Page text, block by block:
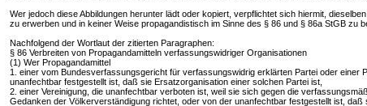
Wer jedoch diese Abbildungen herunter lädt oder kopiert, verpflichtet sich hiermit,
zu erwerben und in keiner Weise propagandistisch im Sinne des § 86 und § 86a StGB zu
Nachfolgend der Wortlaut der zitierten Paragraphen:
§ 86 Verbreiten von Propagandamitteln verfassungswidriger Organisationen
(1) Wer Propagandamittel
1. einer vom Bundesverfassungsgericht für verfassungswidrig erklärten Partei oder einer
unanfechtbar festgestellt ist, daß sie Ersatzorganisation einer solchen Partei ist,
2. einer Vereinigung, die unanfechtbar verboten ist, weil sie sich gegen die
Gedanken der Völkerverständigung richtet, oder von der unanfechtbar festgestellt ist, daß